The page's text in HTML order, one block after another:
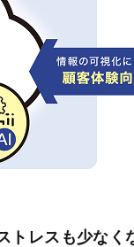
レスも少なく